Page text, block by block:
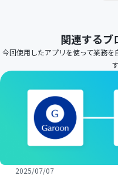
関連するブ
今回使用したアプリを使って業務
2025/07/07